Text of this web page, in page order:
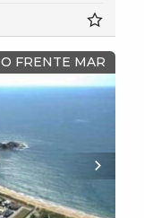
FRENTE MAR